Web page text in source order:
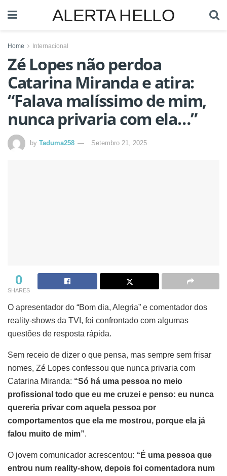
ALERTA HELLO
Home Internacional
Zé Lopes não perdoa
Catarina Miranda e atira:
“Falava malíssimo de mim,
nunca privaria com ela…”
by Taduma258 Setembro 21, 2025
0
SHARES
O apresentador do “Bom dia, Alegria” e comentador dos
reality-shows da TVI, foi confrontado com algumas
questões de resposta rápida.
Sem receio de dizer o que pensa, mas sempre sem frisar
nomes, Zé Lopes confessou que nunca privaria com
Catarina Miranda: “Só há uma pessoa no meio
profissional todo que eu me cruzei e penso: eu nunca
quereria privar com aquela pessoa por
comportamentos que ela me mostrou, porque ela já
falou muito de mim”.
O jovem comunicador acrescentou: “É uma pessoa que
entrou num reality-show, depois foi comentadora num